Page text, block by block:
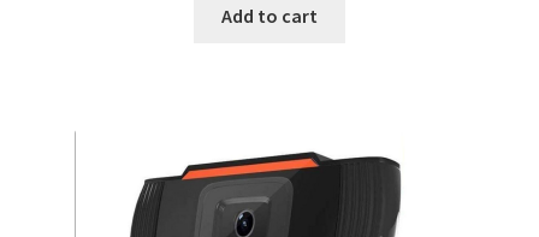
Add to cart